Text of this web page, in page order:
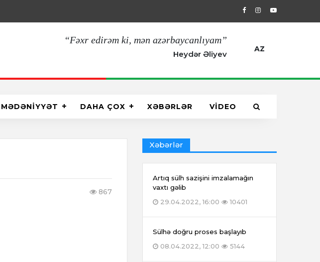
29.04.2022, 16:00 Artıq sülh
“Fəxr edirəm ki, mən azərbaycanlıyam”
Heydər Əliyev
AZ
MƏDƏNİYYƏT DAHA ÇOX XƏBƏRLƏR VİDEO
867
Xəbərlər
Artıq sülh sazişini imzalamağın
vaxtı gəlib
29.04.2022, 16:00
10401
Sülhə doğru proses başlayıb
08.04.2022, 12:00
5144